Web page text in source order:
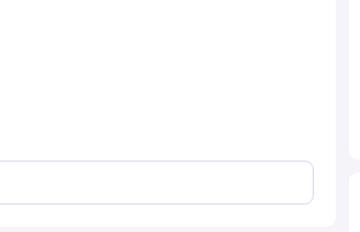
проходящем свете, Инфракрасный,